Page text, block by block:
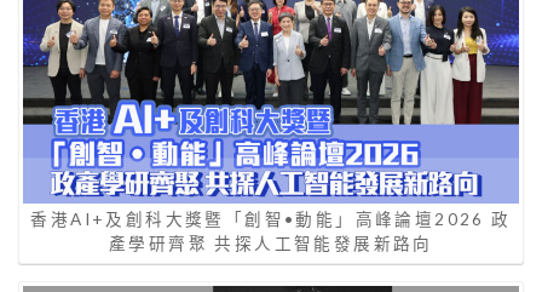
香港AI+及創科大獎暨「創智•動能」高峰論壇2026 政
產學研齊聚 共探人工智能發展新路向